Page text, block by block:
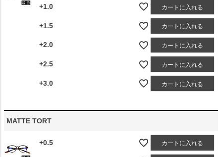
+1.0 カートに入れる
+1.5 カートに入れる
+2.0 カートに入れる
+2.5 カートに入れる
+3.0 カートに入れる
MATTE TORT
+0.5 カートに入れる